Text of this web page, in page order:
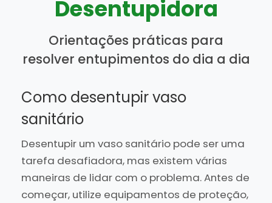
Desentupidora
Orientações práticas para
resolver entupimentos do dia a dia
Como desentupir vaso
sanitário
Desentupir um vaso sanitário pode ser uma
tarefa desafiadora, mas existem várias
maneiras de lidar com o problema. Antes de
começar, utilize equipamentos de proteção,